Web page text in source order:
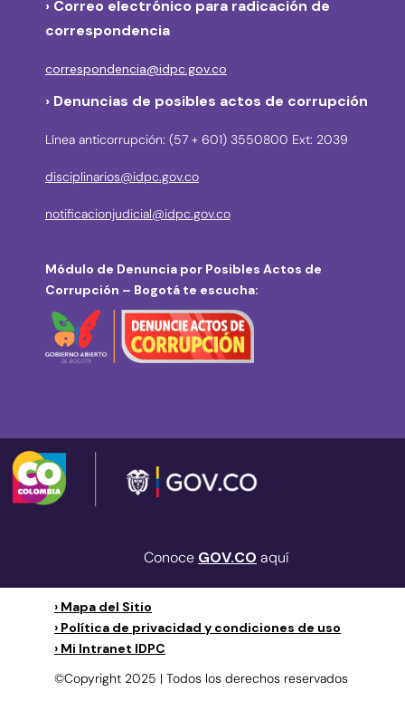
› Correo electrónico para radicación de
correspondencia
correspondencia@idpc.gov.co
› Denuncias de posibles actos de corrupción
Línea anticorrupción: (57 + 601) 3550800 Ext: 2039
disciplinarios@idpc.gov.co
notificacionjudicial@idpc.gov.co
Módulo de Denuncia por Posibles Actos de
Corrupción – Bogotá te escucha:
Conoce GOV.CO aquí
› Mapa del Sitio
› Política de privacidad y condiciones de uso
› Mi Intranet IDPC
©Copyright 2025 | Todos los derechos reservados